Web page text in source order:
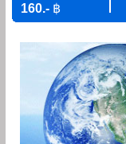
160.- ฿